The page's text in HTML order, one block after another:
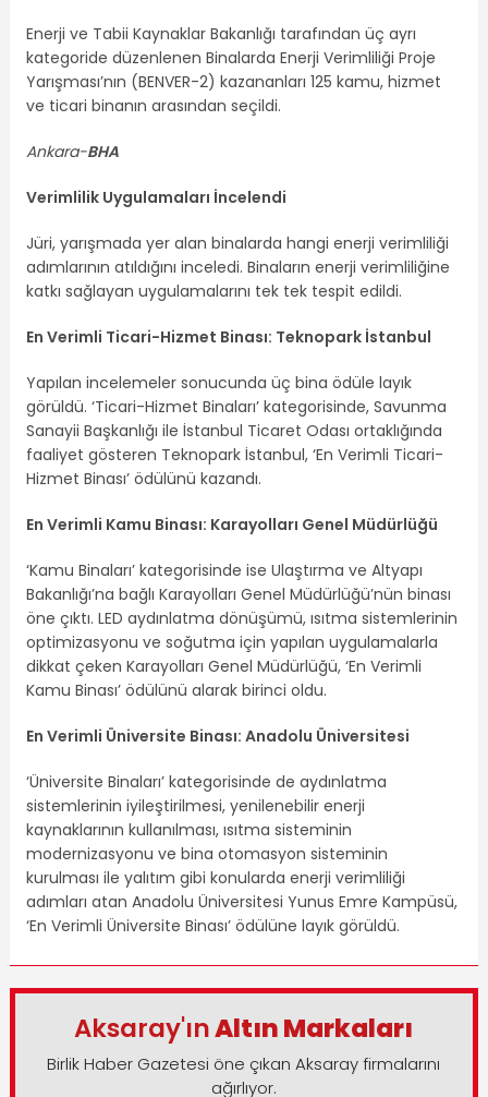
Enerji ve Tabii Kaynaklar Bakanlığı tarafından üç ayrı
kategoride düzenlenen Binalarda Enerji Verimliliği Proje
Yarışması’nın (BENVER-2) kazananları 125 kamu, hizmet
ve ticari binanın arasından seçildi.
Ankara-BHA
Verimlilik Uygulamaları İncelendi
Jüri, yarışmada yer alan binalarda hangi enerji verimliliği
adımlarının atıldığını inceledi. Binaların enerji verimliliğine
katkı sağlayan uygulamalarını tek tek tespit edildi.
En Verimli Ticari-Hizmet Binası: Teknopark İstanbul
Yapılan incelemeler sonucunda üç bina ödüle layık
görüldü. ‘Ticari-Hizmet Binaları’ kategorisinde, Savunma
Sanayii Başkanlığı ile İstanbul Ticaret Odası ortaklığında
faaliyet gösteren Teknopark İstanbul, ‘En Verimli Ticari-
Hizmet Binası’ ödülünü kazandı.
En Verimli Kamu Binası: Karayolları Genel Müdürlüğü
‘Kamu Binaları’ kategorisinde ise Ulaştırma ve Altyapı
Bakanlığı’na bağlı Karayolları Genel Müdürlüğü’nün binası
öne çıktı. LED aydınlatma dönüşümü, ısıtma sistemlerinin
optimizasyonu ve soğutma için yapılan uygulamalarla
dikkat çeken Karayolları Genel Müdürlüğü, ‘En Verimli
Kamu Binası’ ödülünü alarak birinci oldu.
En Verimli Üniversite Binası: Anadolu Üniversitesi
‘Üniversite Binaları’ kategorisinde de aydınlatma
sistemlerinin iyileştirilmesi, yenilenebilir enerji
kaynaklarının kullanılması, ısıtma sisteminin
modernizasyonu ve bina otomasyon sisteminin
kurulması ile yalıtım gibi konularda enerji verimliliği
adımları atan Anadolu Üniversitesi Yunus Emre Kampüsü,
‘En Verimli Üniversite Binası’ ödülüne layık görüldü.
Aksaray'ınAltın Markaları
Birlik Haber Gazetesi öne çıkan Aksaray firmalarını
ağırlıyor.